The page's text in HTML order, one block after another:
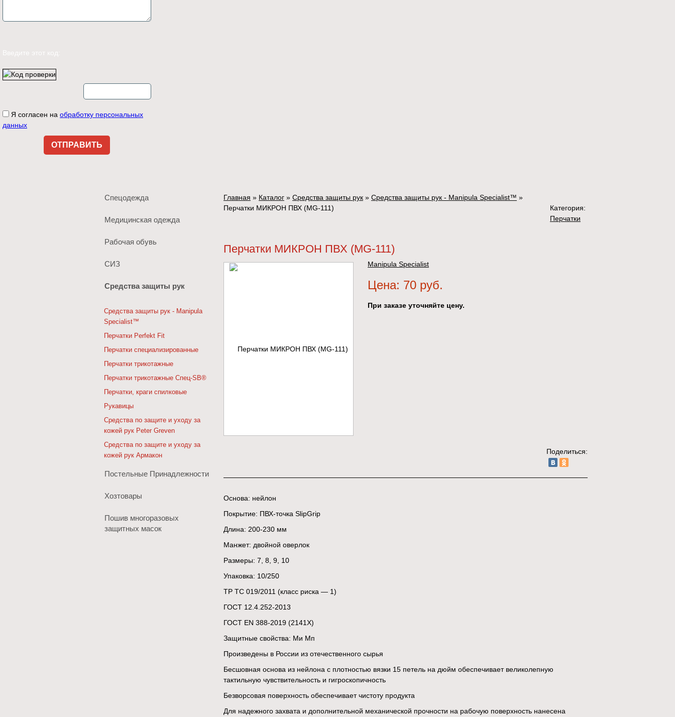
Введите этот код:
Я согласен на обработку персональных
данных
Спецодежда
Медицинская одежда
Рабочая обувь
СИЗ
Средства защиты рук
Средства защиты рук - Manipula
Specialist™
Перчатки Perfekt Fit
Перчатки специализированные
Перчатки трикотажные
Перчатки трикотажные Спец-SB®
Перчатки, краги спилковые
Рукавицы
Средства по защите и уходу за
кожей рук Peter Greven
Средства по защите и уходу за
кожей рук Армакон
Постельные Принадлежности
Хозтовары
Пошив многоразовых
защитных масок
Главная » Каталог » Средства защиты рук » Средства защиты рук - Manipula Specialist™ »
Перчатки МИКРОН ПВХ (MG-111)
Перчатки МИКРОН ПВХ (MG-111)
Категория:
Перчатки
Manipula Specialist
Цена: 70 руб.
При заказе уточняйте цену.
Поделиться:
Основа: нейлон
Покрытие: ПВХ-точка SlipGrip
Длина: 200-230 мм
Манжет: двойной оверлок
Размеры: 7, 8, 9, 10
Упаковка: 10/250
ТР ТС 019/2011 (класс риска — 1)
ГОСТ 12.4.252-2013
ГОСТ ЕN 388-2019 (2141X)
Защитные свойства: Ми Мп
Произведены в России из отечественного сырья
Бесшовная основа из нейлона с плотностью вязки 15 петель на дюйм обеспечивает великолепную
тактильную чувствительность и гигроскопичность
Безворсовая поверхность обеспечивает чистоту продукта
Для надежного захвата и дополнительной механической прочности на рабочую поверхность нанесена